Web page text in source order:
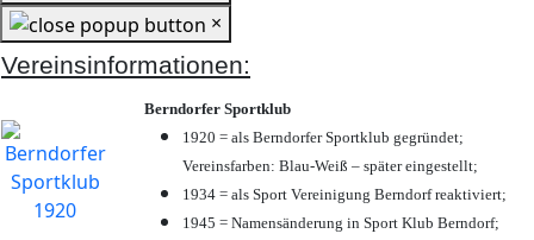
×
Vereinsinformationen:
Berndorfer Sportklub
1920 = als Berndorfer Sportklub gegründet;
Vereinsfarben: Blau-Weiß – später eingestellt;
1934 = als Sport Vereinigung Berndorf reaktiviert;
1945 = Namensänderung in Sport Klub Berndorf;